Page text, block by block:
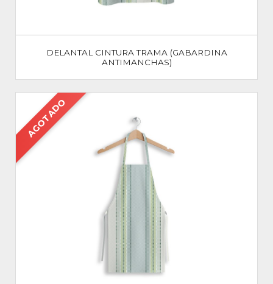
DELANTAL CINTURA TRAMA (GABARDINA
ANTIMANCHAS)
AGOTADO